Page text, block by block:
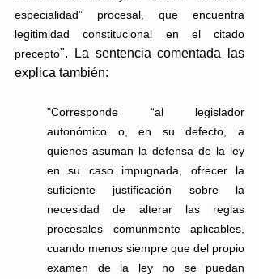
especialidad” procesal, que encuentra
legitimidad constitucional en el citado
precepto". La sentencia comentada las
explica también:
"Corresponde “al legislador
autonómico o, en su defecto, a
quienes asuman la defensa de la ley
en su caso impugnada, ofrecer la
suficiente justificación sobre la
necesidad de alterar las reglas
procesales comúnmente aplicables,
cuando menos siempre que del propio
examen de la ley no se puedan